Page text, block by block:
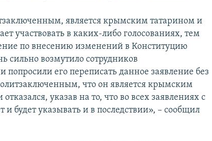
является крымским татарином и
участвовать в каких-либо голосованиях, тем
по внесению изменений в Конституцию
сильно возмутило сотрудников
его переписать данное заявление без
что он является крымским
указав на то, что во всех заявлениях с
и будет указывать и в последствии», – сообщил